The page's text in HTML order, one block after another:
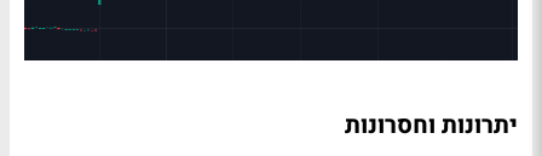
יתרונות וחסרונות